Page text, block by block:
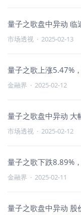
量子之歌盘中异动
市场透视 · 2025-02-13
量子之歌上涨5.47%
金融界 · 2025-02-12
量子之歌盘中异动
市场透视 · 2025-02-12
量子之歌下跌8.89%
金融界 · 2025-02-11
量子之歌盘中异动